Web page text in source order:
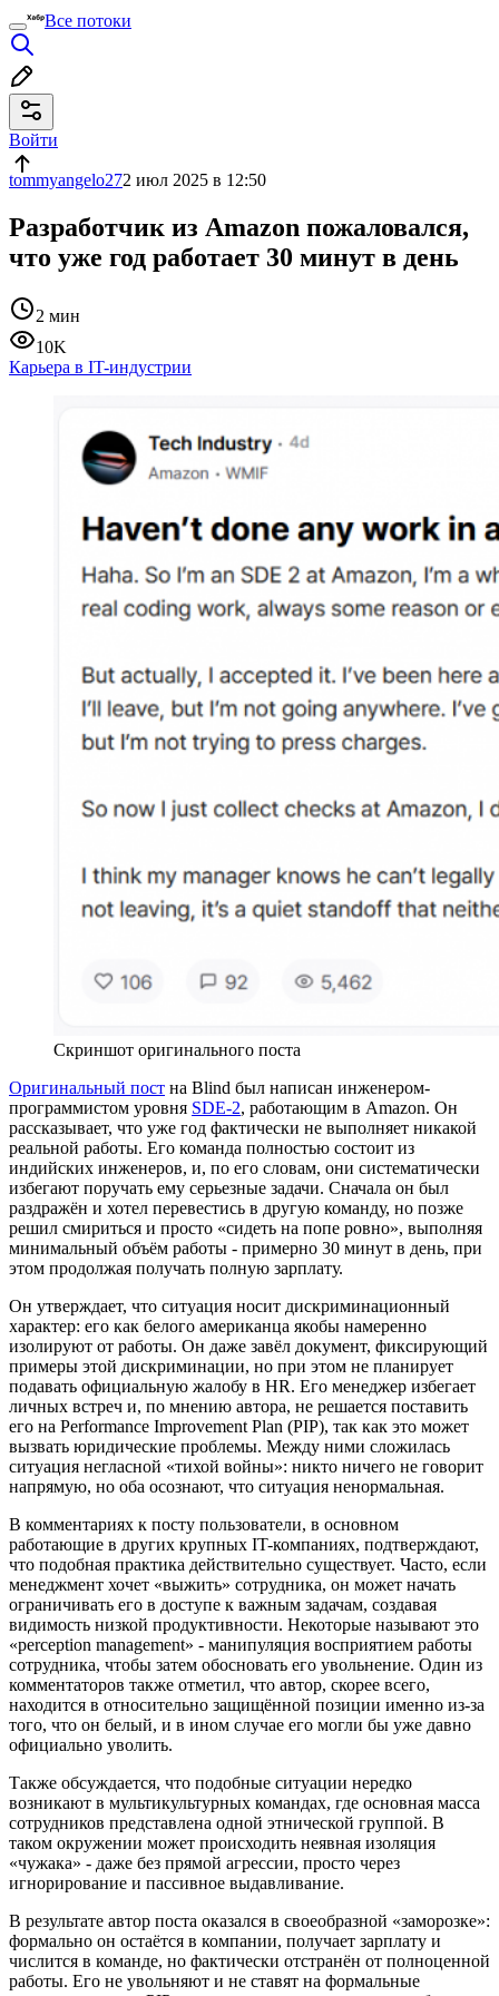
Все потоки
Войти
tommyangelo272 июл 2025 в 12:50
Разработчик из Amazon пожаловался,
что уже год работает 30 минут в день
2 мин
10K
Карьера в IT-индустрии
Скриншот оригинального поста
Оригинальный пост на Blind был написан инженером-
программистом уровня SDE-2, работающим в Amazon. Он
рассказывает, что уже год фактически не выполняет никакой
реальной работы. Его команда полностью состоит из
индийских инженеров, и, по его словам, они систематически
избегают поручать ему серьезные задачи. Сначала он был
раздражён и хотел перевестись в другую команду, но позже
решил смириться и просто «сидеть на попе ровно», выполняя
минимальный объём работы - примерно 30 минут в день, при
этом продолжая получать полную зарплату.
Он утверждает, что ситуация носит дискриминационный
характер: его как белого американца якобы намеренно
изолируют от работы. Он даже завёл документ, фиксирующий
примеры этой дискриминации, но при этом не планирует
подавать официальную жалобу в HR. Его менеджер избегает
личных встреч и, по мнению автора, не решается поставить
его на Performance Improvement Plan (PIP), так как это может
вызвать юридические проблемы. Между ними сложилась
ситуация негласной «тихой войны»: никто ничего не говорит
напрямую, но оба осознают, что ситуация ненормальная.
В комментариях к посту пользователи, в основном
работающие в других крупных IT-компаниях, подтверждают,
что подобная практика действительно существует. Часто, если
менеджмент хочет «выжить» сотрудника, он может начать
ограничивать его в доступе к важным задачам, создавая
видимость низкой продуктивности. Некоторые называют это
«perception management» - манипуляция восприятием работы
сотрудника, чтобы затем обосновать его увольнение. Один из
комментаторов также отметил, что автор, скорее всего,
находится в относительно защищённой позиции именно из-за
того, что он белый, и в ином случае его могли бы уже давно
официально уволить.
Также обсуждается, что подобные ситуации нередко
возникают в мультикультурных командах, где основная масса
сотрудников представлена одной этнической группой. В
таком окружении может происходить неявная изоляция
«чужака» - даже без прямой агрессии, просто через
игнорирование и пассивное выдавливание.
В результате автор поста оказался в своеобразной «заморозке»:
формально он остаётся в компании, получает зарплату и
числится в команде, но фактически отстранён от полноценной
работы. Его не увольняют и не ставят на формальные